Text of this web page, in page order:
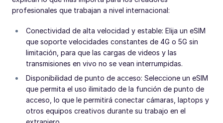
profesionales que trabajan a nivel internacional:
Conectividad de alta velocidad y estable: Elija un eSIM
que soporte velocidades constantes de 4G o 5G sin
limitación, para que las cargas de videos y las
transmisiones en vivo no se vean interrumpidas.
Disponibilidad de punto de acceso: Seleccione un eSIM
que permita el uso ilimitado de la función de punto de
acceso, lo que le permitirá conectar cámaras, laptops y
otros equipos creativos durante su trabajo en el